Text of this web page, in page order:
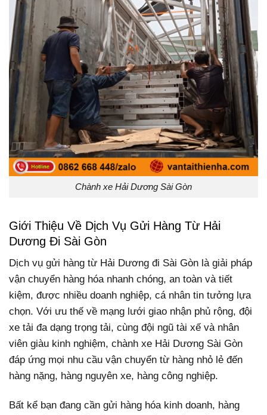
Chành xe Hải Dương Sài Gòn
Giới Thiệu Về Dịch Vụ Gửi Hàng Từ Hải
Dương Đi Sài Gòn
Dịch vụ gửi hàng từ Hải Dương đi Sài Gòn là giải pháp
vận chuyển hàng hóa nhanh chóng, an toàn và tiết
kiệm, được nhiều doanh nghiệp, cá nhân tin tưởng lựa
chọn. Với ưu thế về mạng lưới giao nhận phủ rộng, đội
xe tải đa dạng trọng tải, cùng đội ngũ tài xế và nhân
viên giàu kinh nghiệm, chành xe Hải Dương Sài Gòn
đáp ứng mọi nhu cầu vận chuyển từ hàng nhỏ lẻ đến
hàng nặng, hàng nguyên xe, hàng công nghiệp.
Bất kể bạn đang cần gửi hàng hóa kinh doanh, hàng